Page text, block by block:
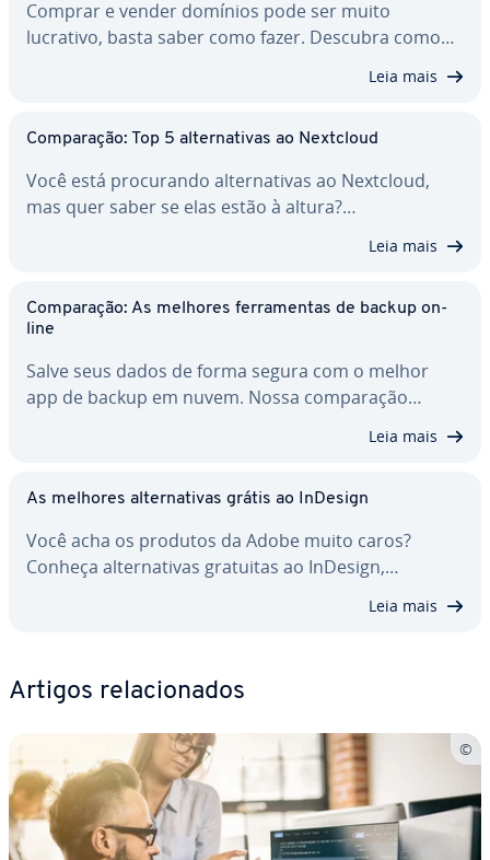
Comprar e vender domínios pode ser muito
lucrativo, basta saber como fazer. Descubra como…
Leia mais
Com­pa­ra­ção: Top 5 al­ter­na­ti­vas ao Nextcloud
Você está pro­cu­rando al­ter­na­ti­vas ao Nextcloud,
mas quer saber se elas estão à altura?…
Leia mais
Com­pa­ra­ção: As melhores fer­ra­men­tas de backup on-
line
Salve seus dados de forma segura com o melhor
app de backup em nuvem. Nossa com­pa­ra­ção…
Leia mais
As melhores al­ter­na­ti­vas grátis ao InDesign
Você acha os produtos da Adobe muito caros?
Conheça al­ter­na­ti­vas gratuitas ao InDesign,…
Leia mais
Artigos re­la­ci­o­na­dos